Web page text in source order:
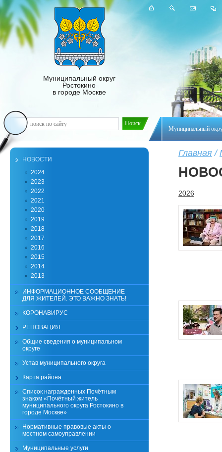
Муниципальный
Муниципальный округ
Ростокино
в городе Москве
Главная /
2026
НОВОСТИ
2024
2023
2022
2021
2020
2019
2018
2017
2016
2015
2014
2013
ИНФОРМАЦИОННОЕ СООБЩЕНИЕ
ДЛЯ ЖИТЕЛЕЙ. ЭТО ВАЖНО ЗНАТЬ!
КОРОНАВИРУС
РЕНОВАЦИЯ
Общие сведения о муниципальном
округе
Устав муниципального округа
Карта района
Список награжденных Почётным
знаком «Почётный житель
муниципального округа Ростокино в
городе Москве»
Нормативные правовые акты о
местном самоуправлении
Муниципальные услуги